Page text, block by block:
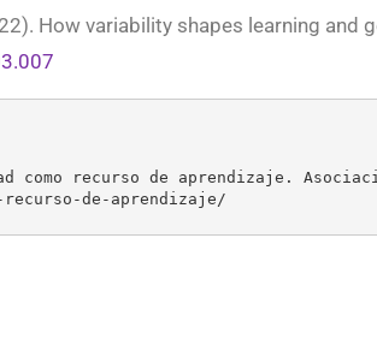
How variability shapes learning and
recurso de aprendizaje.
de-aprendizaje/